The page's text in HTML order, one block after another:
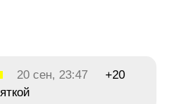
20 сен, 23:47
+20